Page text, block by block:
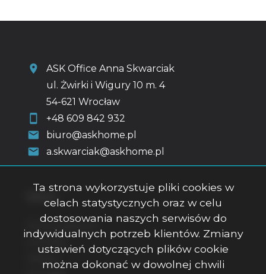
ASK Office Anna Skwarciak
ul. Żwirki i Wigury 10 m. 4
54-621 Wrocław
+48 609 842 932
biuro@askhome.pl
a.skwarciak@askhome.pl
Strona główna
O firmie
Ta strona wykorzystuje pliki cookies w
celach statystycznych oraz w celu
dostosowania naszych serwisów do
indywidualnych potrzeb klientów. Zmiany
ustawień dotyczących plików cookie
można dokonać w dowolnej chwili